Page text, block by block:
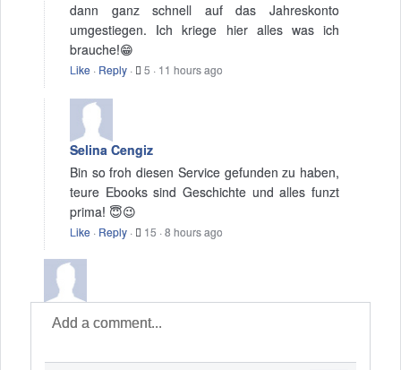
dann ganz schnell auf das Jahreskonto
umgestiegen. Ich kriege hier alles was ich
brauche!😁
Like · Reply · 5 · 11 hours ago
Selina Cengiz
Bin so froh diesen Service gefunden zu haben,
teure Ebooks sind Geschichte und alles funzt
prima! 😇😉
Like · Reply · 15 ·8 hours ago